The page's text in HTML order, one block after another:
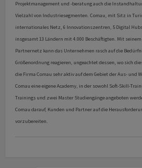
Projektmanagement und -beratung auch die
Vielzahl von Industriesegmenten. Comau, mit Sitz in
internationales Netz, 6 Innovationszentren, 5 Digital
insgesamt 13 Ländern mit 4.000 Beschäftigten. Mit
Partnernetz kann das Unternehmen rasch auf die
Größenordnung reagieren, ungeachtet dessen, wo sich
die Firma Comau sehr aktiv auf dem Gebiet der Aus- und
Comau eine eigene Academy, in der sowohl Soft-Skill-
Trainings und zwei Master Studiengänge angeboten
Comau darauf, Kunden und Partner auf die
vorzubereiten.